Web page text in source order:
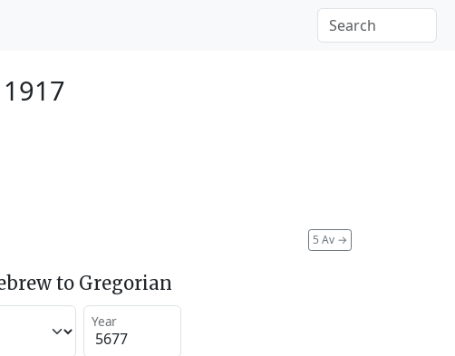
5 Av →
to Gregorian
Year